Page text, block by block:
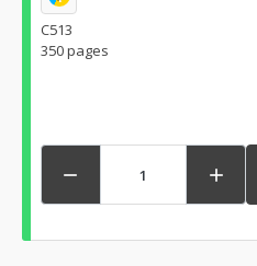
C513
350 pages
 